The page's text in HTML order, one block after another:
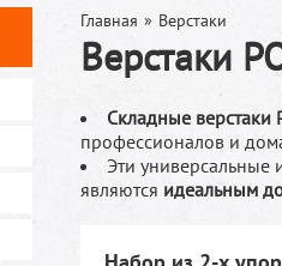
Главная » Верстаки
Верстаки
Складные верстаки
профессионалов и
Эти универсальные
являются идеальным